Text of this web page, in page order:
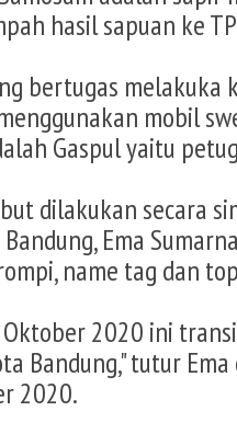
hasil sapuan ke
bertugas melakuka
mobil
Gaspul yaitu
dilakukan secara
Ema
name tag dan
2020 ini
Bandung," tutur
2020.